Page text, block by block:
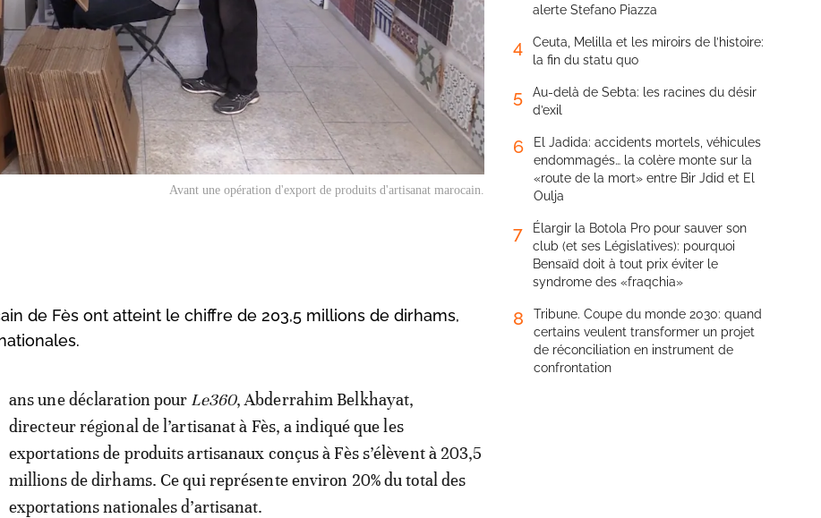
Avant une opération d'export de produits d'artisanat marocain.
de Fès ont atteint le chiffre de 203,5 millions de dirhams,
ans une déclaration pour Le360, Abderrahim Belkhayat,
directeur régional de l’artisanat à Fès, a indiqué que les
exportations de produits artisanaux conçus à Fès s’élèvent à 203,5
millions de dirhams. Ce qui représente environ 20% du total des
exportations nationales d’artisanat.
alerte Stefano Piazza
4
Ceuta, Melilla et les miroirs de l’histoire:
la fin du statu quo
5
Au-delà de Sebta: les racines du désir
d’exil
6
El Jadida: accidents mortels, véhicules
endommagés… la colère monte sur la
«route de la mort» entre Bir Jdid et El
Oulja
7
Élargir la Botola Pro pour sauver son
club (et ses Législatives): pourquoi
Bensaïd doit à tout prix éviter le
syndrome des «fraqchia»
8
Tribune. Coupe du monde 2030: quand
certains veulent transformer un projet
de réconciliation en instrument de
confrontation